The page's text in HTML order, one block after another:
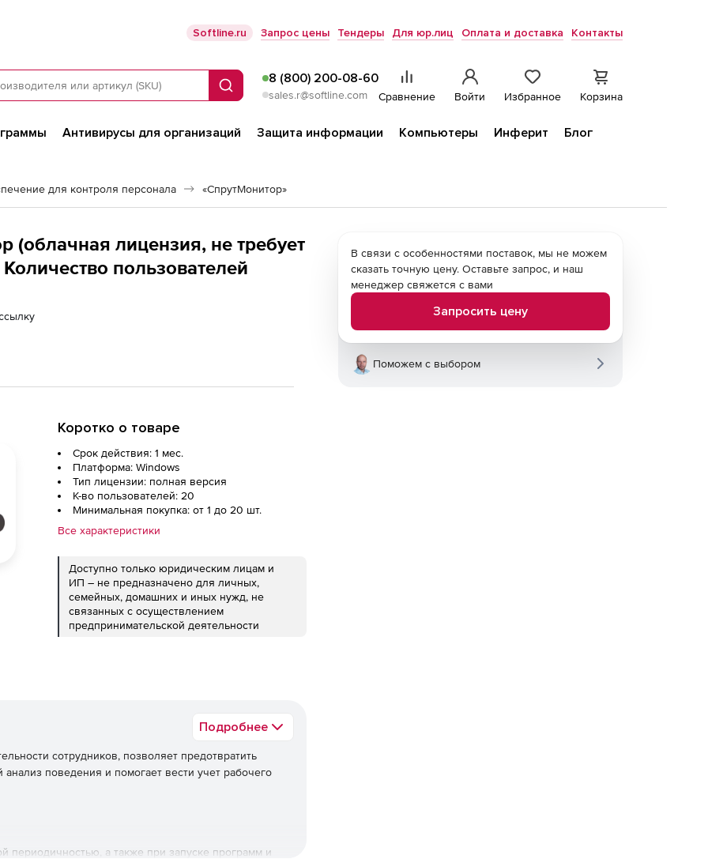
Softline.ru Запрос цены Тендеры Для юр.лиц Оплата и доставка Контакты
Поиск
8 (800) 200-08-60
sales.r@softline.com Сравнение Войти Избранное Корзина
Антивирусы для организаций Защита информации Компьютеры Инферит
Блог
для контроля персонала «СпрутМонитор»
лицензия, не требует
пользователей
Коротко о товаре
Срок действия: 1 мес.
Платформа: Windows
Тип лицензии: полная версия
К-во пользователей: 20
Минимальная покупка: от 1 до 20 шт.
Все характеристики
Доступно только юридическим лицам и
ИП – не предназначено для личных,
семейных, домашних и иных нужд, не
связанных с осуществлением
предпринимательской деятельности
Подробнее
сотрудников, позволяет предотвратить
поведения и помогает вести учет рабочего
периодичностью, а также при запуске программ и
В связи с особенностями поставок, мы не можем
сказать точную цену. Оставьте запрос, и наш
менеджер свяжется с вами
Запросить цену
Поможем с выбором